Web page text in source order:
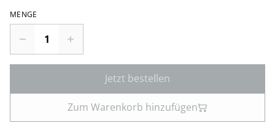
MENGE
Jetzt bestellen
Zum Warenkorb hinzufügen